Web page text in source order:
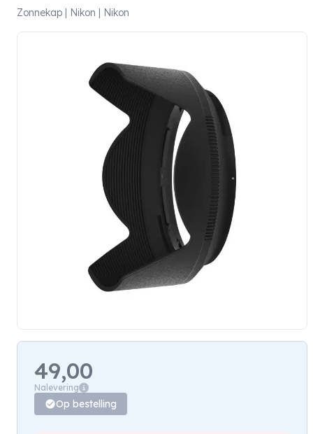
Zonnekap | Nikon | Nikon
49,00
Nalevering
Op bestelling